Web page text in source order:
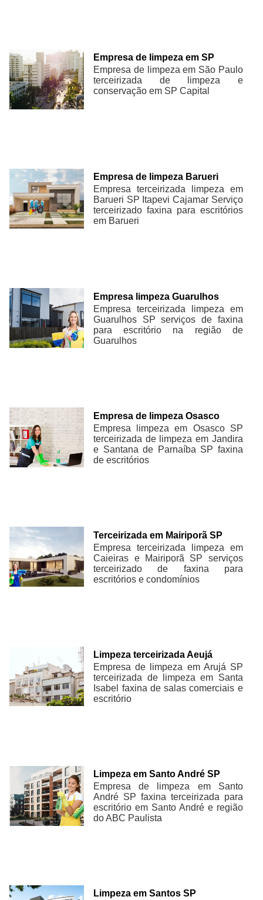
Empresa de limpeza em SP
Empresa de limpeza em São Paulo
terceirizada de limpeza e
conservação em SP Capital
Empresa de limpeza Barueri
Empresa terceirizada limpeza em
Barueri SP Itapevi Cajamar Serviço
terceirizado faxina para escritórios
em Barueri
Empresa limpeza Guarulhos
Empresa terceirizada limpeza em
Guarulhos SP serviços de faxina
para escritório na região de
Guarulhos
Empresa de limpeza Osasco
Empresa limpeza em Osasco SP
terceirizada de limpeza em Jandira
e Santana de Parnaíba SP faxina
de escritórios
Terceirizada em Mairiporã SP
Empresa terceirizada limpeza em
Caieiras e Mairiporã SP serviços
terceirizado de faxina para
escritórios e condomínios
Limpeza terceirizada Aeujá
Empresa de limpeza em Arujá SP
terceirizada de limpeza em Santa
Isabel faxina de salas comerciais e
escritório
Limpeza em Santo André SP
Empresa de limpeza em Santo
André SP faxina terceirizada para
escritório em Santo André e região
do ABC Paulista
Limpeza em Santos SP